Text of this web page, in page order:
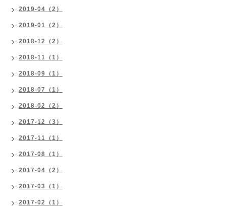
2019-04（2）
2019-01（2）
2018-12（2）
2018-11（1）
2018-09（1）
2018-07（1）
2018-02（2）
2017-12（3）
2017-11（1）
2017-08（1）
2017-04（2）
2017-03（1）
2017-02（1）